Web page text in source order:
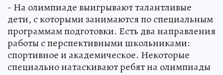
- На олимпиаде выигрывают талантливые
дети, с которыми занимаются по специальным
программам подготовки. Есть два направления
работы с перспективными школьниками:
спортивное и академическое. Некоторые
специально натаскивают ребят на олимпиады